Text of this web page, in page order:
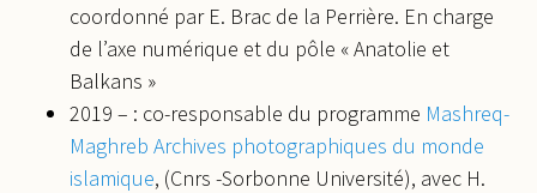
coordonné par E. Brac de la Perrière. En charge
de l’axe numérique et du pôle « Anatolie et
Balkans »
2019 – : co-responsable du programme Mashreq-
Maghreb Archives photographiques du monde
islamique, (Cnrs -Sorbonne Université), avec H.